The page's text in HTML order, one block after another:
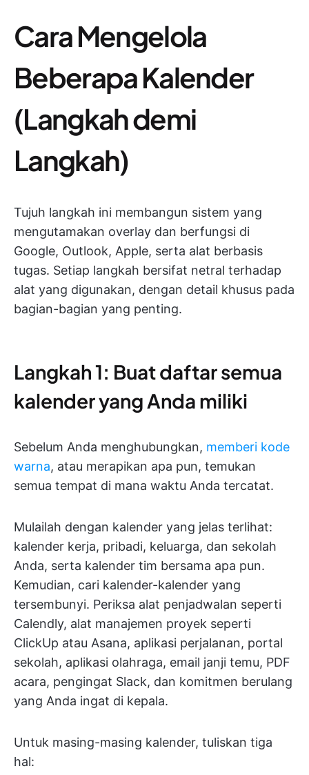
Cara Mengelola
Beberapa Kalender
(Langkah demi
Langkah)
Tujuh langkah ini membangun sistem yang
mengutamakan overlay dan berfungsi di
Google, Outlook, Apple, serta alat berbasis
tugas. Setiap langkah bersifat netral terhadap
alat yang digunakan, dengan detail khusus pada
bagian-bagian yang penting.
Langkah 1: Buat daftar semua
kalender yang Anda miliki
Sebelum Anda menghubungkan, memberi kode
warna, atau merapikan apa pun, temukan
semua tempat di mana waktu Anda tercatat.
Mulailah dengan kalender yang jelas terlihat:
kalender kerja, pribadi, keluarga, dan sekolah
Anda, serta kalender tim bersama apa pun.
Kemudian, cari kalender-kalender yang
tersembunyi. Periksa alat penjadwalan seperti
Calendly, alat manajemen proyek seperti
ClickUp atau Asana, aplikasi perjalanan, portal
sekolah, aplikasi olahraga, email janji temu, PDF
acara, pengingat Slack, dan komitmen berulang
yang Anda ingat di kepala.
Untuk masing-masing kalender, tuliskan tiga
hal: